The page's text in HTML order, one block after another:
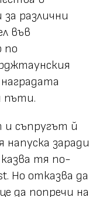
различни
във
по
пъти.
съпругът й
напуска заради
тя по-
Но отказва да
да попречи на